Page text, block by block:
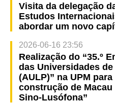
Visita da delegação
Estudos
abordar um novo
2026-06-16 23:56
Realização do “35.º
das Universidades
(AULP)” na UPM
construção de
Sino-Lusófona”